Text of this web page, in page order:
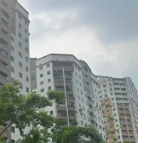
cao chất lượng
Ninh